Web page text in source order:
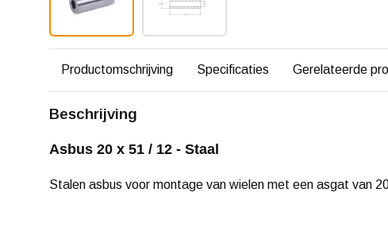
Productomschrijving Specificaties Gerelateerde
Beschrijving
Asbus 20 x 51 / 12 - Staal
Stalen asbus voor montage van wielen met een asgat van